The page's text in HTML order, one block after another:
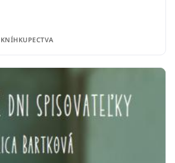
KNÍHKUPECTVA